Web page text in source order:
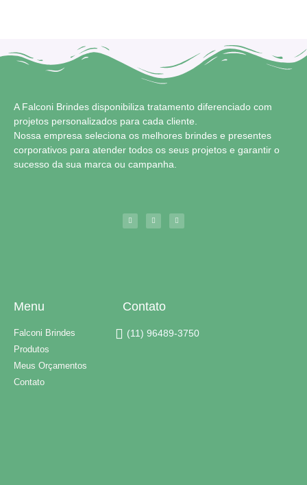
A Falconi Brindes disponibiliza tratamento diferenciado com
projetos personalizados para cada cliente.
Nossa empresa seleciona os melhores brindes e presentes
corporativos para atender todos os seus projetos e garantir o
sucesso da sua marca ou campanha.
Menu
Falconi Brindes
Produtos
Meus Orçamentos
Contato
Contato
(11) 96489-3750